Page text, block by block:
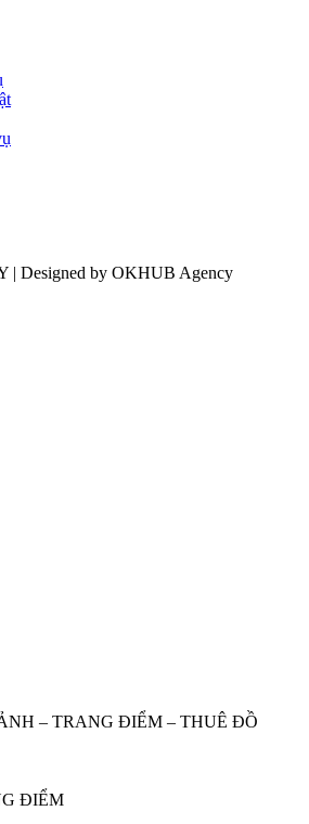
| Designed by OKHUB Agency
– TRANG ĐIỂM – THUÊ ĐỒ
ĐIỂM